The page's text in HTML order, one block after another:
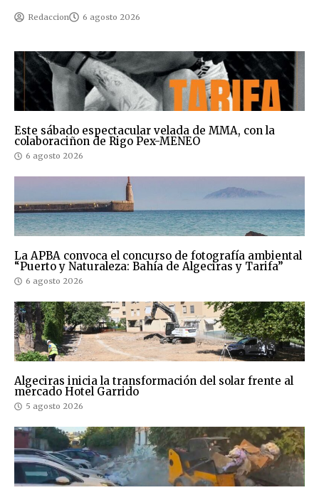
Redaccion 6 agosto 2026
Este sábado espectacular velada de MMA, con la
colaboraciñon de Rigo Pex-MENEO
6 agosto 2026
La APBA convoca el concurso de fotografía ambiental
“Puerto y Naturaleza: Bahía de Algeciras y Tarifa”
6 agosto 2026
Algeciras inicia la transformación del solar frente al
mercado Hotel Garrido
5 agosto 2026